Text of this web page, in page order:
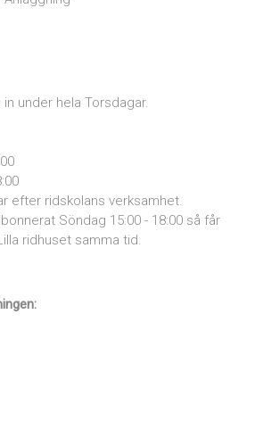
under hela Torsdagar.
efter ridskolans verksamhet.
Söndag 15:00 - 18:00 så får
ridhuset samma tid.